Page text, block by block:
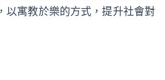
以寓教於樂的方式，提升社會對